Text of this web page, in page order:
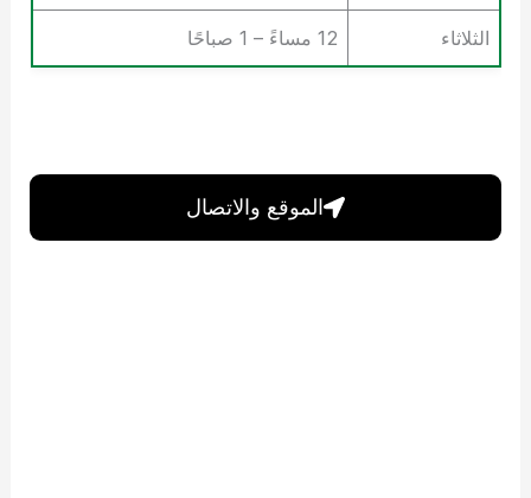
الثلاثاء 12 مساءً – 1 صباحًا
الموقع والاتصال